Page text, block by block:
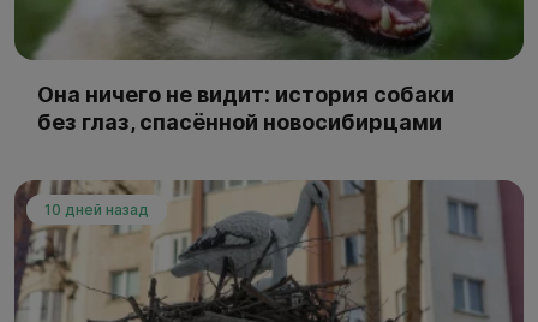
Она ничего не видит: история собаки
без глаз, спасённой новосибирцами
10 дней назад